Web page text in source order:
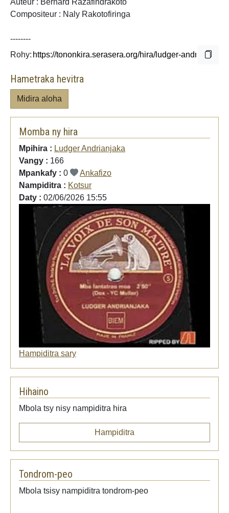
Auteur : Bernard Razafindrakoto
Compositeur : Naly Rakotofiringa
--------
Rohy:
Hametraka hevitra
Midira aloha
Momba ny hira
Mpihira : Ludger Andrianjaka
Vangy : 166
Mpankafy : 0
Ankafizo
Nampiditra : Kotsur
Daty : 02/06/2026 15:55
Hampiditra sary
Hihaino
Mbola tsy nisy nampiditra hira
Hampiditra
Tondrom-peo
Mbola tsisy nampiditra tondrom-peo